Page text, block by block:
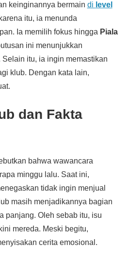
keinginannya bermain di level
itu, ia menunda
Ia memilih fokus hingga Piala
ini menunjukkan
itu, ia ingin memastikan
klub. Dengan kata lain,
dan Fakta
bahwa wawancara
minggu lalu. Saat ini,
tidak ingin menjual
masih menjadikannya bagian
panjang. Oleh sebab itu, isu
mereda. Meski begitu,
cerita emosional.